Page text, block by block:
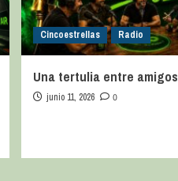
Cincoestrellas Radio
Una tertulia entre amigos
junio 11, 2026 0